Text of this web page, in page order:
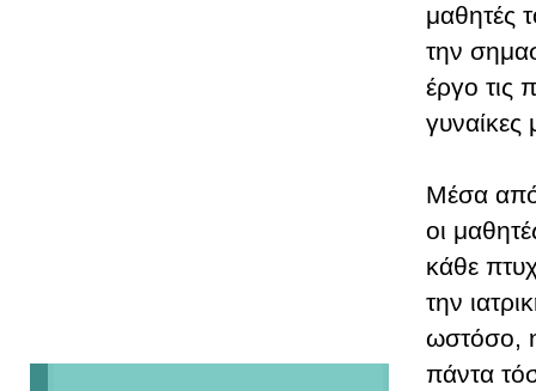
μαθητές
την
έργο τις
γυναίκες
Μέσα
οι
κάθε
την
ωστόσο,
πάντα